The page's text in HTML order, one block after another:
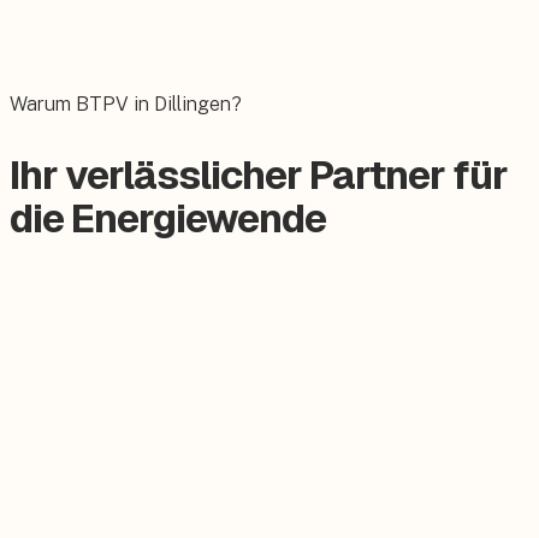
Warum BTPV in Dillingen?
Ihr verlässlicher Partner für
die Energiewende